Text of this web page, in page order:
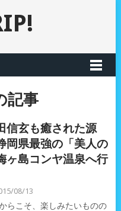
記事
信玄も癒された源
岡県最強の「美人の
ヶ島コンヤ温泉へ行
08/13
らこそ、楽しみたいものの